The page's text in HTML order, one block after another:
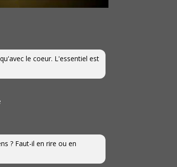
le coeur. L'essentiel est
? Faut-il en rire ou en